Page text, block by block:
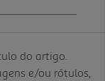
do artigo.
e/ou rótulos,